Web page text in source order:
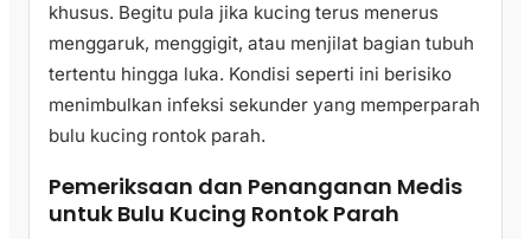
khusus. Begitu pula jika kucing terus menerus
menggaruk, menggigit, atau menjilat bagian tubuh
tertentu hingga luka. Kondisi seperti ini berisiko
menimbulkan infeksi sekunder yang memperparah
bulu kucing rontok parah.
Pemeriksaan dan Penanganan Medis
untuk Bulu Kucing Rontok Parah